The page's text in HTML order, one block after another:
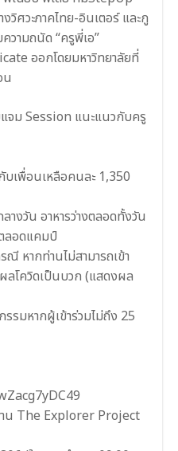
วิศวะภาคไทย-อินเตอร์ และกู
วามถนัด “ครูพี่เอ”
ออกโดยมหาวิทยาลัยที่
น
ม Session แนะแนวกับครู
เพื่อนเหลือคนละ 1,350
างวัน อาหารว่างตลอดทั้งวัน
ลอดแคมป์
หากท่านไม่สามารถเข้า
ลโควิดเป็นบวก (แสดงผล
มหากผู้เข้าร่วมไม่ถึง 25
น The Explorer Project